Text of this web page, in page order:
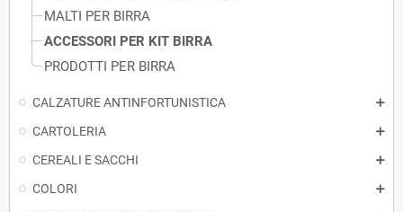
MALTI PER BIRRA
ACCESSORI PER KIT BIRRA
PRODOTTI PER BIRRA
CALZATURE ANTINFORTUNISTICA
CARTOLERIA
CEREALI E SACCHI
COLORI